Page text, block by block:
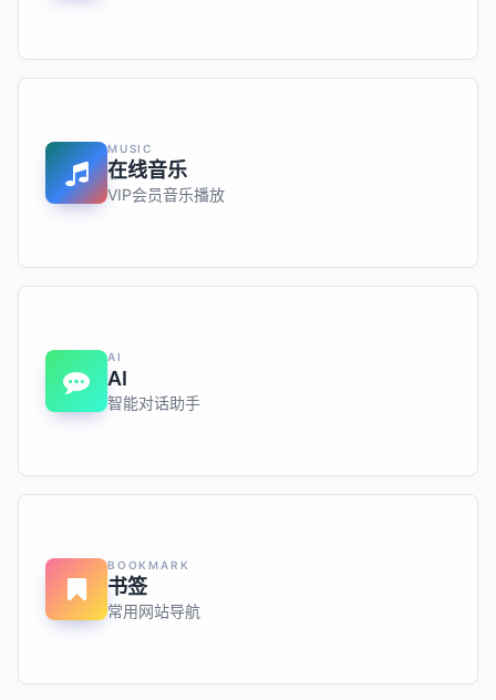
MUSIC
在线音乐
VIP会员音乐播放
AI
AI
智能对话助手
BOOKMARK
书签
常用网站导航